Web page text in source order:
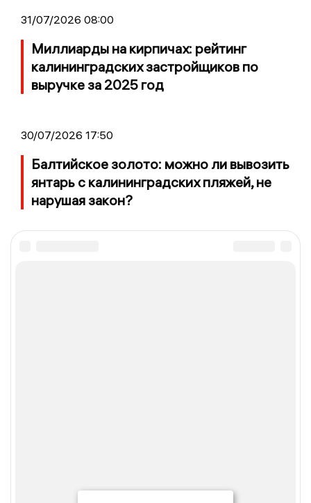
31/07/2026 08:00
Миллиарды на кирпичах: рейтинг
калининградских застройщиков по
выручке за 2025 год
30/07/2026 17:50
Балтийское золото: можно ли вывозить
янтарь с калининградских пляжей, не
нарушая закон?